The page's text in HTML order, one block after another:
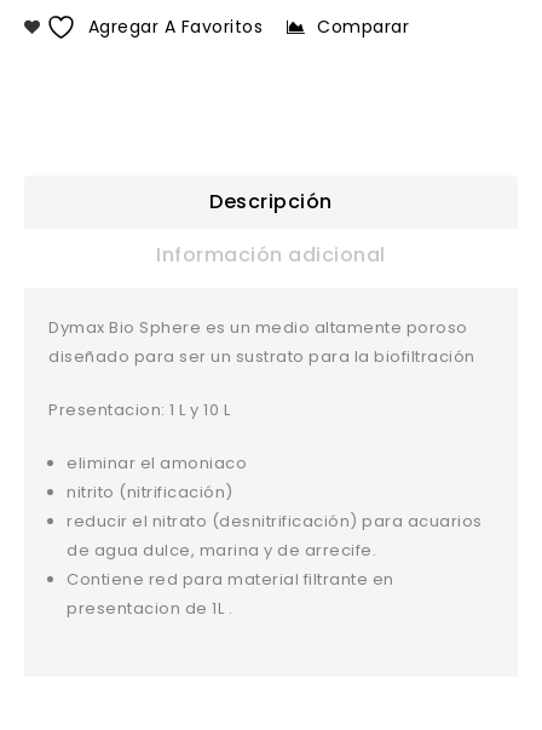
Agregar A Favoritos Comparar
Descripción
Información adicional
Dymax Bio Sphere es un medio altamente poroso
diseñado para ser un sustrato para la biofiltración
Presentacion: 1 L y 10 L
eliminar el amoniaco
nitrito (nitrificación)
reducir el nitrato (desnitrificación) para acuarios
de agua dulce, marina y de arrecife.
Contiene red para material filtrante en
presentacion de 1L .